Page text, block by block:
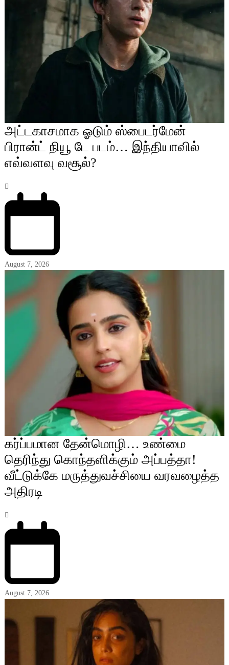
அட்டகாசமாக ஓடும் ஸ்பைடர்மேன்
பிரான்ட் நியூ டே படம்… இந்தியாவில்
எவ்வளவு வசூல்?
August 7, 2026
கர்ப்பமான தேன்மொழி… உண்மை
தெரிந்து கொந்தளிக்கும் அப்பத்தா!
வீட்டுக்கே மருத்துவச்சியை வரவழைத்த
அதிரடி
August 7, 2026